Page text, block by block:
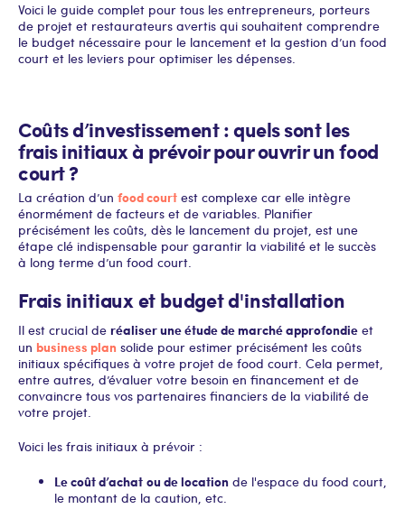
Voici le guide complet pour tous les entrepreneurs, porteurs
de projet et restaurateurs avertis qui souhaitent comprendre
le budget nécessaire pour le lancement et la gestion d’un food
court et les leviers pour optimiser les dépenses.
Coûts d’investissement : quels sont les
frais initiaux à prévoir pour ouvrir un food
court ?
La création d’un food court est complexe car elle intègre
énormément de facteurs et de variables. Planifier
précisément les coûts, dès le lancement du projet, est une
étape clé indispensable pour garantir la viabilité et le succès
à long terme d’un food court.
Frais initiaux et budget d'installation
Il est crucial de réaliser une étude de marché approfondie et
un business plan solide pour estimer précisément les coûts
initiaux spécifiques à votre projet de food court. Cela permet,
entre autres, d’évaluer votre besoin en financement et de
convaincre tous vos partenaires financiers de la viabilité de
votre projet.
Voici les frais initiaux à prévoir :
Le coût d’achat ou de location de l'espace du food court,
le montant de la caution, etc.